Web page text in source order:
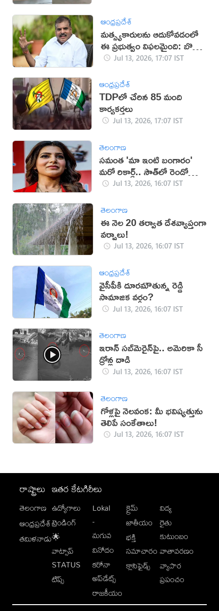
ఆంధ్రప్రదేశ్
మత్స్యకారులను ఆదుకోవడంలో
ఈ ప్రభుత్వం విఫలమైంది: బొత్స
సత్యనారాయణ
Jul 13, 2026, 17:07 IST
ఆంధ్రప్రదేశ్
TDPలో చేరిన 85 మంది
కార్యకర్తలు
Jul 13, 2026, 17:07 IST
తెలంగాణ
సమంత 'మా ఇంటి బంగారం'
మరో రికార్డ్.. సౌత్‌లో రెండో
స్థానం!Jul 13, 2026, 16:07 IST
తెలంగాణ
ఈ నెల 20 తర్వాత దేశవ్యాప్తంగా
వర్షాలు!
Jul 13, 2026, 16:07 IST
ఆంధ్రప్రదేశ్
వైసీపీకి దూరమౌతున్న రెడ్డి
సామాజిక వర్గం?
Jul 13, 2026, 16:07 IST
తెలంగాణ
ఇరాన్‌ సబ్‌మెరైన్‌పై.. అమెరికా సీ
డ్రోన్ల దాడి
Jul 13, 2026, 16:07 IST
తెలంగాణ
గోళ్లపై నెలవంక: మీ భవిష్యత్తును
తెలిపే సంకేతాలు!
Jul 13, 2026, 16:07 IST
రాష్ట్రాలు
తెలంగాణ
ఆంధ్రప్రదేశ్
తమిళనాడు
ఇతర కేటగిరీలు
ఉద్యోగాలు
ట్రెండింగ్
🌟
వాట్సాప్
STATUS
టిప్స్
Lokal
-
మగువ
వినోదం
కరోనా
అప్‌డేట్స్
రాజకీయం
క్రైమ్
జాతీయం
భక్తి
సమాచారం
క్లాసిఫైడ్స్
విద్య
రైతు
కుటుంబం
వాతావరణం
వ్యాపార
ప్రపంచం